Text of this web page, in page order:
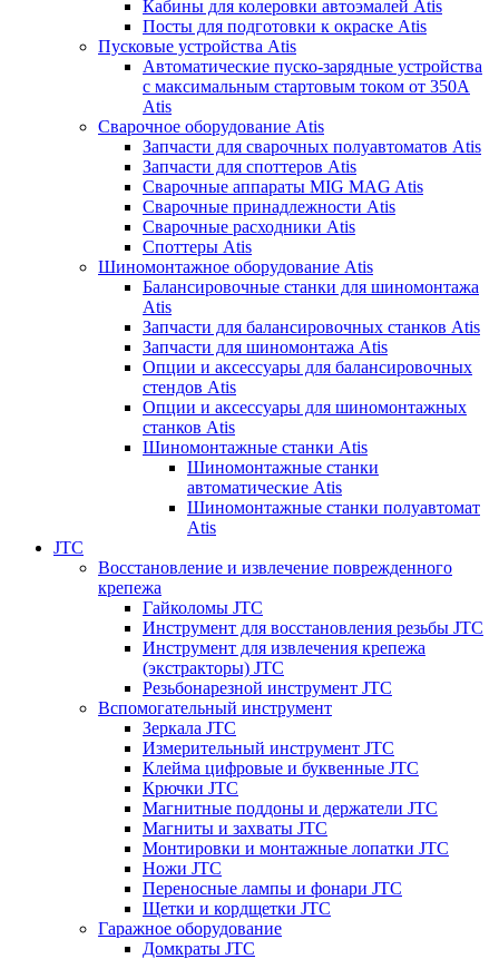
Кабины для колеровки автоэмалей Atis
Посты для подготовки к окраске Atis
Пусковые устройства Atis
Автоматические пуско-зарядные устройства
с максимальным стартовым током от 350А
Atis
Сварочное оборудование Atis
Запчасти для сварочных полуавтоматов Atis
Запчасти для споттеров Atis
Сварочные аппараты MIG MAG Atis
Сварочные принадлежности Atis
Сварочные расходники Atis
Споттеры Atis
Шиномонтажное оборудование Atis
Балансировочные станки для шиномонтажа
Atis
Запчасти для балансировочных станков Atis
Запчасти для шиномонтажа Atis
Опции и аксессуары для балансировочных
стендов Atis
Опции и аксессуары для шиномонтажных
станков Atis
Шиномонтажные станки Atis
Шиномонтажные станки
автоматические Atis
Шиномонтажные станки полуавтомат
Atis
JTC
Восстановление и извлечение поврежденного
крепежа
Гайколомы JTC
Инструмент для восстановления резьбы JTC
Инструмент для извлечения крепежа
(экстракторы) JTC
Резьбонарезной инструмент JTC
Вспомогательный инструмент
Зеркала JTC
Измерительный инструмент JTC
Клейма цифровые и буквенные JTC
Крючки JTC
Магнитные поддоны и держатели JTC
Магниты и захваты JTC
Монтировки и монтажные лопатки JTC
Ножи JTC
Переносные лампы и фонари JTC
Щетки и кордщетки JTC
Гаражное оборудование
Домкраты JTC